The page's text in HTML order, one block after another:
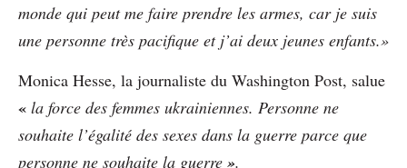
monde qui peut me faire prendre les armes, car je suis
une personne très pacifique et j’ai deux jeunes enfants.»
Monica Hesse, la journaliste du Washington Post, salue
« la force des femmes ukrainiennes. Personne ne
souhaite l’égalité des sexes dans la guerre parce que
personne ne souhaite la guerre ».